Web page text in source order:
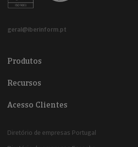
geral@iberinform.pt
Produtos
Recursos
Acesso Clientes
Diretório de empresas Portugal